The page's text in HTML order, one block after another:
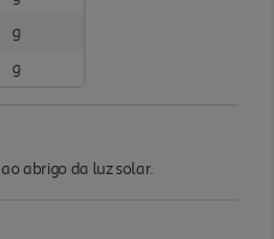
g
g
abrigo da luz solar.